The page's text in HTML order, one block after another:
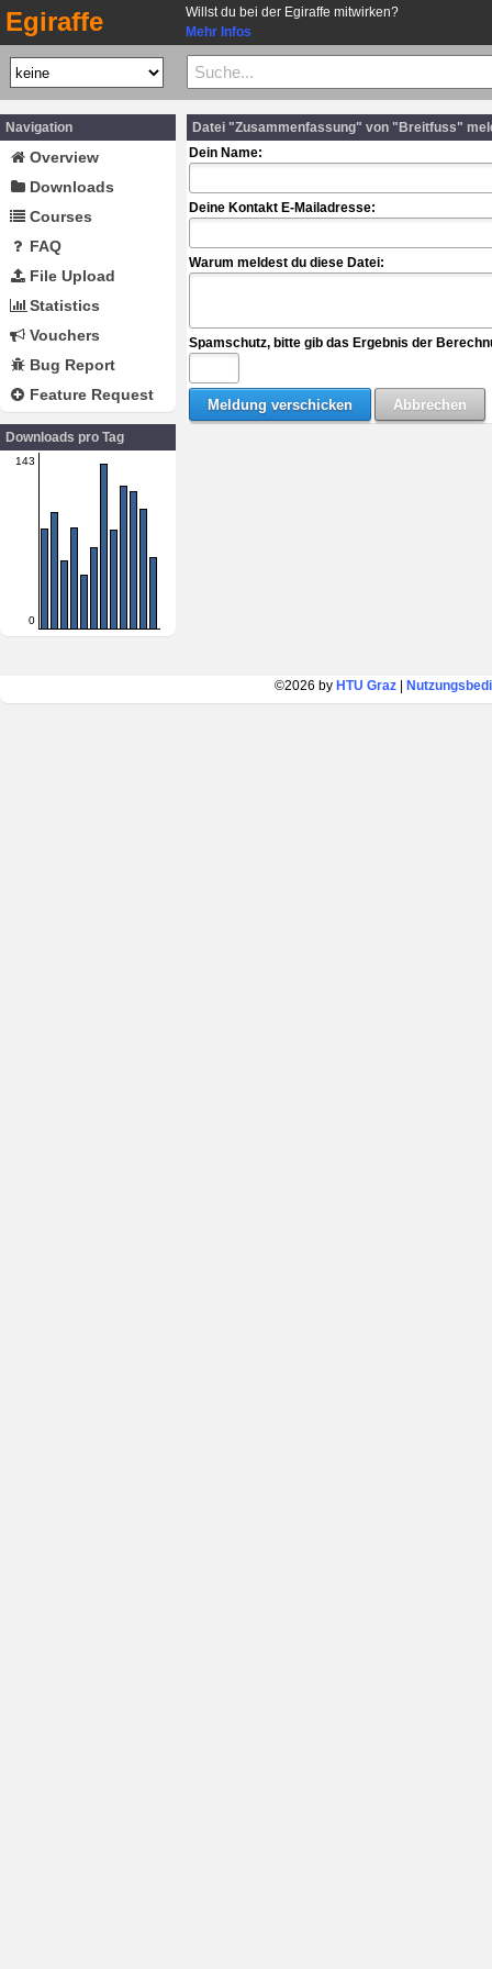
Egiraffe
Willst du bei der Egiraffe mitwirken?
Mehr Infos
Navigation
Overview
Downloads
Courses
FAQ
File Upload
Statistics
Vouchers
Bug Report
Feature Request
Downloads pro Tag
143
0
Datei "Zusammenfassung" von "Breitfuss"
Dein Name:
Deine Kontakt E-Mailadresse:
Warum meldest du diese Datei:
Spamschutz, bitte gib das Ergebnis der
©2026 by HTU Graz|